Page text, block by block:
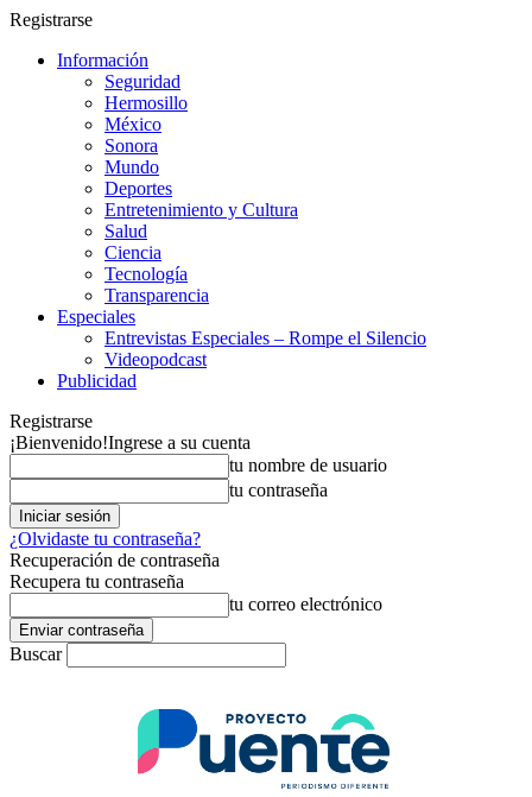
Registrarse
Información
Seguridad
Hermosillo
México
Sonora
Mundo
Deportes
Entretenimiento y Cultura
Salud
Ciencia
Tecnología
Transparencia
Especiales
Entrevistas Especiales – Rompe el Silencio
Videopodcast
Publicidad
Registrarse
¡Bienvenido!Ingrese a su cuenta
tu nombre de usuario
tu contraseña
¿Olvidaste tu contraseña?
Recuperación de contraseña
Recupera tu contraseña
tu correo electrónico
Buscar